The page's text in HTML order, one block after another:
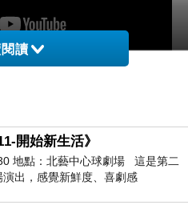
，從神而來
歡迎點擊「
讀
開始新生活》
地點：北藝中心球劇場 這是第二
出，感覺新鮮度、喜劇感